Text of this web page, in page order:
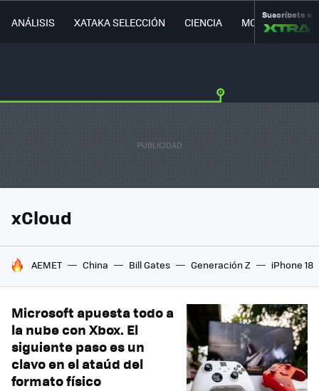
ANÁLISIS XATAKA SELECCIÓN CIENCIA MOVILIDAD
Suscríbete a
xCloud
HOY SE HABLA DE
AEMET China Bill Gates Generación Z iPhone 18
Microsoft apuesta todo a
la nube con Xbox. El
siguiente paso es un
clavo en el ataúd del
formato físico